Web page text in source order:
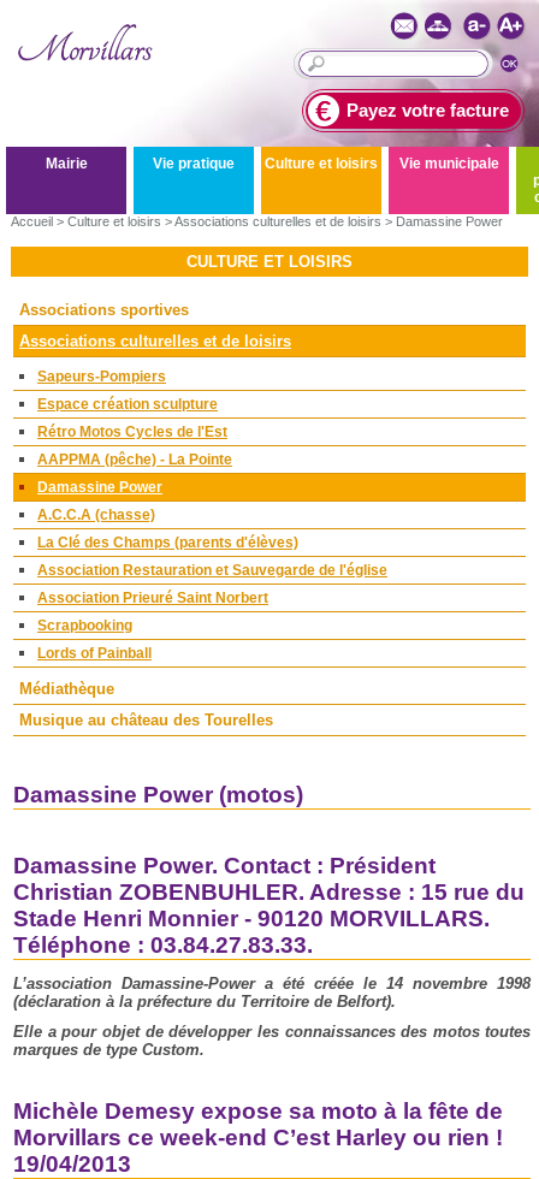
Payez votre facture
Mairie Vie pratique Culture et loisirs
Vie municipale
Accueil> Culture et loisirs >Associations culturelles et de loisirs > Damassine Power
CULTURE ET LOISIRS
Associations sportives
Associations culturelles et de loisirs
Sapeurs-Pompiers
Espace création sculpture
Rétro Motos Cycles de l'Est
AAPPMA (pêche) - La Pointe
Damassine Power
A.C.C.A (chasse)
La Clé des Champs (parents d'élèves)
Association Restauration et Sauvegarde de l'église
Association Prieuré Saint Norbert
Scrapbooking
Lords of Painball
Médiathèque
Musique au château des Tourelles
Damassine Power (motos)
Damassine Power. Contact : Président
Christian ZOBENBUHLER. Adresse : 15 rue du
Stade Henri Monnier - 90120 MORVILLARS.
Téléphone : 03.84.27.83.33.
L’association Damassine-Power a été créée le 14 novembre 1998
(déclaration à la préfecture du Territoire de Belfort).
Elle a pour objet de développer les connaissances des motos toutes
marques de type Custom.
Michèle Demesy expose sa moto à la fête de
Morvillars ce week-end C’est Harley ou rien !
19/04/2013